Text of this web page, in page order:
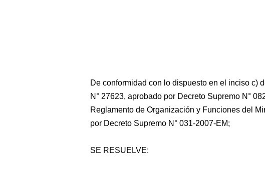
De conformidad con lo dispuesto en el inciso c)
N° 27623, aprobado por Decreto Supremo N°
Reglamento de Organización y Funciones del
por Decreto Supremo N° 031-2007-EM;
SE RESUELVE: